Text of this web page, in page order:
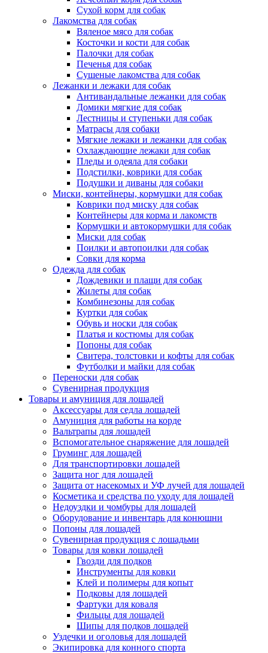
Сухой корм для собак
Лакомства для собак
Вяленое мясо для собак
Косточки и кости для собак
Палочки для собак
Печенья для собак
Сушеные лакомства для собак
Лежанки и лежаки для собак
Антивандальные лежанки для собак
Домики мягкие для собак
Лестницы и ступеньки для собак
Матрасы для собаки
Мягкие лежаки и лежанки для собак
Охлаждающие лежаки для собак
Пледы и одеяла для собаки
Подстилки, коврики для собак
Подушки и диваны для собаки
Миски, контейнеры, кормушки для собак
Коврики под миску для собак
Контейнеры для корма и лакомств
Кормушки и автокормушки для собак
Миски для собак
Поилки и автопоилки для собак
Совки для корма
Одежда для собак
Дождевики и плащи для собак
Жилеты для собак
Комбинезоны для собак
Куртки для собак
Обувь и носки для собак
Платья и костюмы для собак
Попоны для собак
Свитера, толстовки и кофты для собак
Футболки и майки для собак
Переноски для собак
Сувенирная продукция
Товары и амуниция для лошадей
Аксессуары для седла лошадей
Амуниция для работы на корде
Вальтрапы для лошадей
Вспомогательное снаряжение для лошадей
Груминг для лошадей
Для транспортировки лошадей
Защита ног для лошадей
Защита от насекомых и УФ лучей для лошадей
Косметика и средства по уходу для лошадей
Недоуздки и чомбуры для лошадей
Оборудование и инвентарь для конюшни
Попоны для лошадей
Сувенирная продукция с лошадьми
Товары для ковки лошадей
Гвозди для подков
Инструменты для ковки
Клей и полимеры для копыт
Подковы для лошадей
Фартуки для коваля
Фильцы для лошадей
Шипы для подков лошадей
Уздечки и оголовья для лошадей
Экипировка для конного спорта